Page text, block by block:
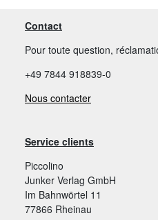
Contact
Pour toute question,
+49 7844 918839-0
Nous contacter
Service clients
Piccolino
Junker Verlag GmbH
Im Bahnwörtel 11
77866 Rheinau